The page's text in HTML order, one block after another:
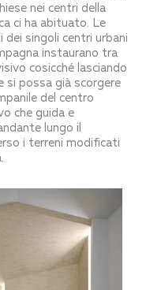
nei centri della
ci ha abituato. Le
dei singoli centri urbani
instaurano tra
cosicché lasciando
si possa già scorgere
del centro
che guida e
lungo il
i terreni modificati